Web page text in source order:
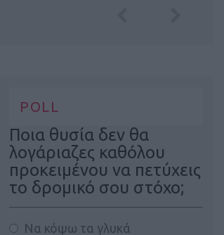
POLL
Ποια θυσία δεν θα
λογάριαζες καθόλου
προκειμένου να πετύχεις
το δρομικό σου στόχο;
Να κόψω τα γλυκά